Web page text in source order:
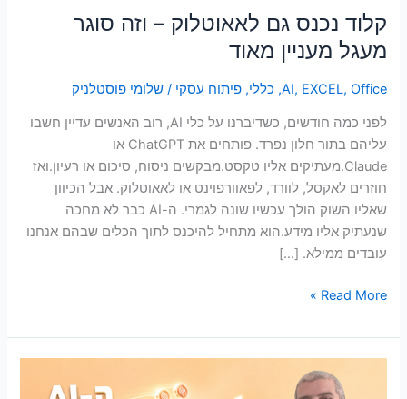
סמן קישורים
כל
קלוד נכנס גם לאאוטלוק – וזה סוגר
מעגל מעניין מאוד
AI, EXCEL, Office
, כללי,פיתוח עסקי /שלומי פוסטלניק
לפני כמה חודשים, כשדיברנו על כלי AI, רוב האנשים עדיין חשבו
עליהם בתור חלון נפרד. פותחים את ChatGPT או
Claude.מעתיקים אליו טקסט.מבקשים ניסוח, סיכום או רעיון.ואז
חוזרים לאקסל, לוורד, לפאוורפוינט או לאאוטלוק. אבל הכיוון
שאליו השוק הולך עכשיו שונה לגמרי. ה-AI כבר לא מחכה
שנעתיק אליו מידע.הוא מתחיל להיכנס לתוך הכלים שבהם אנחנו
עובדים ממילא. […]
Read More »
המלאכותית